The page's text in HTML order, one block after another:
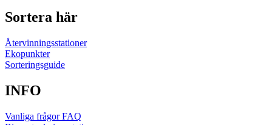
Sortera här
Återvinningsstationer
Ekopunkter
Sorteringsguide
INFO
Vanliga frågor FAQ